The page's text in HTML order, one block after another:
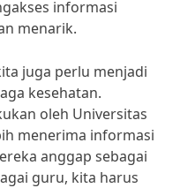
informasi
menarik.
juga perlu menjadi
kesehatan.
oleh Universitas
menerima informasi
anggap sebagai
guru, kita harus